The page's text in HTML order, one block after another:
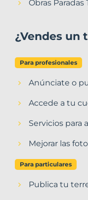
Obras Paradas
¿Vendes un
Para profesionales
Anúnciate o
Accede a tu
Servicios para
Mejorar las
Para particulares
Publica tu